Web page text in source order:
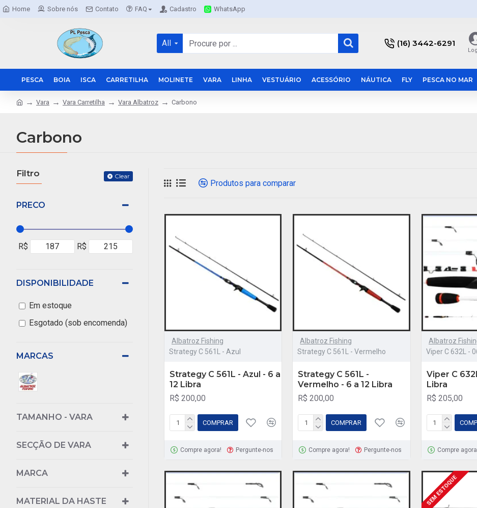
Home Sobre nós Contato FAQ Cadastro WhatsApp
(16) 3442-6291
All
PESCA BOIA ISCA CARRETILHA MOLINETE VARA LINHA VESTUÁRIO ACESSÓRIO NÁUTICA FLY PESCA NO MAR
Vara Vara Carretilha Vara Albatroz Carbono
Carbono
Filtro Clear
PRECO
R$ R$
MARCAS
TAMANHO - VARA
SECÇÃO DE VARA
MARCA
MATERIAL DA HASTE
DISPONIBILIDADE
Em estoque
Esgotado (sob encomenda)
Produtos para comparar
Albatroz Fishing
Strategy C 561L - Azul
Strategy C 561L - Azul - 6 a
12 Libra
R$ 200,00
COMPRAR
Compre agora! Pergunte-nos
Albatroz Fishing
Strategy C 561L - Vermelho
Strategy C 561L -
Vermelho - 6 a 12 Libra
R$ 200,00
COMPRAR
Compre agora! Pergunte-nos
Albatroz
Viper C 632L -
Viper C
Libra
R$ 205,00
Compre
SEM ESTOQUE